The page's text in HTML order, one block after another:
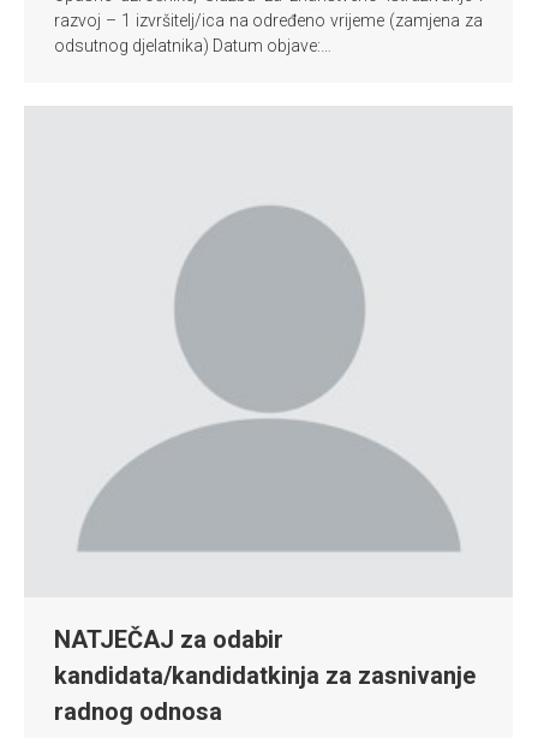
razvoj – 1 izvršitelj/ica na određeno vrijeme (zamjena za
odsutnog djelatnika) Datum objave:…
NATJEČAJ za odabir
kandidata/kandidatkinja za zasnivanje
radnog odnosa